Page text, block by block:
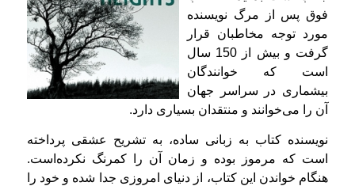
فوق پس از مرگ نویسنده
مورد توجه مخاطبان قرار
گرفت و بیش از 150 سال
است كه خوانندگان
بیشماری در سراسر جهان
آن را می‌خوانند و منتقدان بسیاری دارد.
نویسنده كتاب به زبانی ساده، به تشریح عشقی پرداخته
است كه مرموز بوده و زمان آن را كمرنگ نكرده‌است.
هنگام خواندن این كتاب، از دنیای امروزی جدا شده و خود را